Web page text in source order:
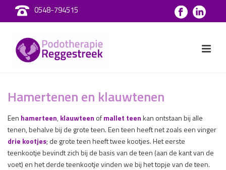
0548-794515
Hamertenen en klauwtenen
Een hamerteen,klauwteen ofmallet teenkan ontstaan bij alle
tenen, behalve bij de grote teen. Een teen heeft net zoals een vinger
drie kootjes; de grote teen heeft twee kootjes. Het eerste
teenkootjebevindt zichbij de basis van de teen (aan de kant van de
voet) en het derde teenkootje vinden we bij het topje van de teen.